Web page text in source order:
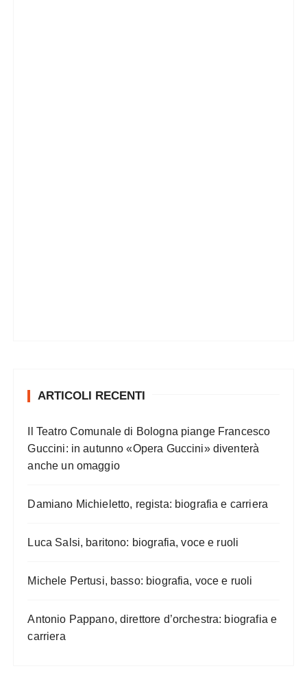
ARTICOLI RECENTI
Il Teatro Comunale di Bologna piange Francesco
Guccini: in autunno «Opera Guccini» diventerà
anche un omaggio
Damiano Michieletto, regista: biografia e carriera
Luca Salsi, baritono: biografia, voce e ruoli
Michele Pertusi, basso: biografia, voce e ruoli
Antonio Pappano, direttore d’orchestra: biografia e
carriera